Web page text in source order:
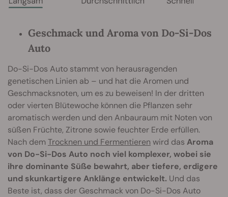
Geschmack und Aroma von Do-Si-Dos
Auto
Do-Si-Dos Auto stammt von herausragenden
genetischen Linien ab – und hat die Aromen und
Geschmacksnoten, um es zu beweisen! In der dritten
oder vierten Blütewoche können die Pflanzen sehr
aromatisch werden und den Anbauraum mit Noten von
süßen Früchte, Zitrone sowie feuchter Erde erfüllen.
Nach demTrocknen und Fermentieren wird das Aroma
von Do-Si-Dos Auto noch viel komplexer, wobei sie
ihre dominante Süße bewahrt, aber tiefere, erdigere
und skunkartigere Anklänge entwickelt. Und das
Beste ist, dass der Geschmack von Do-Si-Dos Auto